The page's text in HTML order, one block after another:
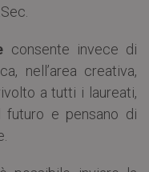
consente invece di
nell’area creativa,
a tutti i laureati,
futuro e pensano di